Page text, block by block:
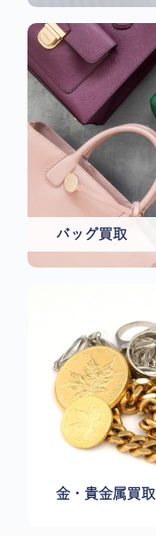
バッグ買取
金・貴金属買取